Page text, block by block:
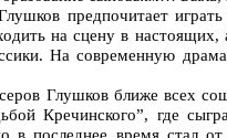
предпочитает
на сцену в настоящих,
На современную
Глушков ближе всех
Кречинского”, где
последнее время стал